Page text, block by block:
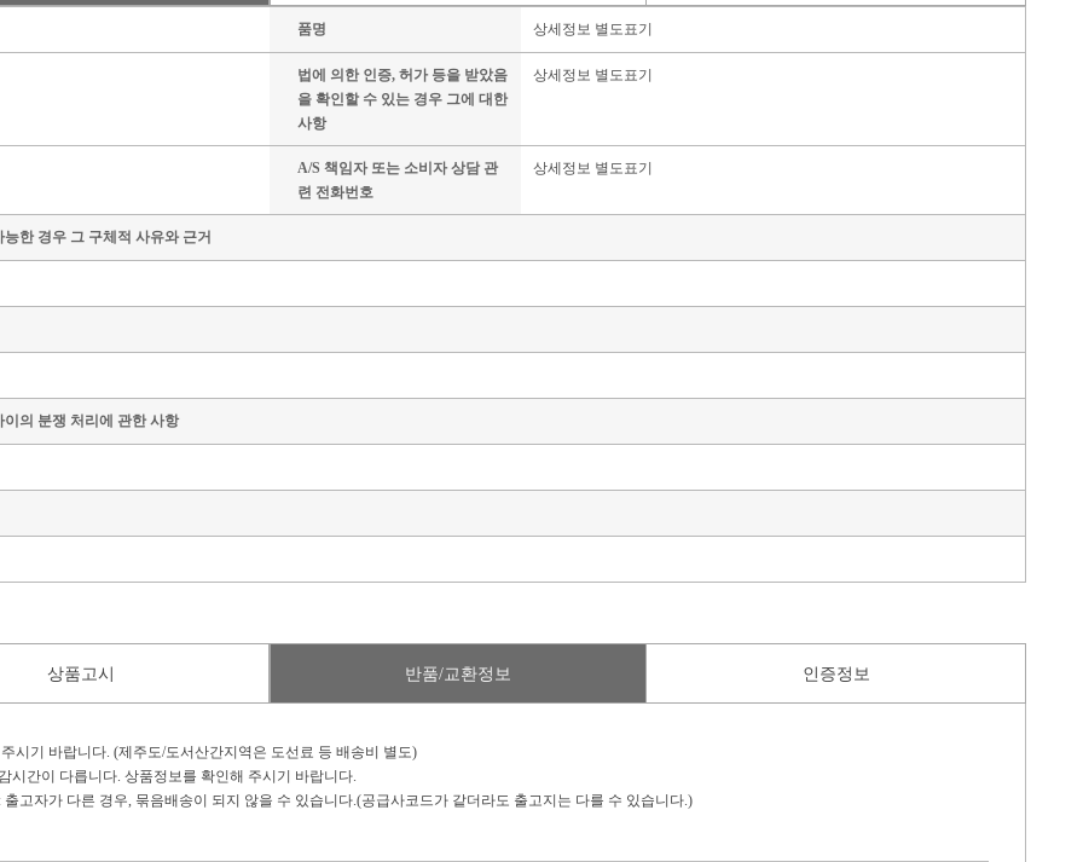
품명 상세정보 별도표기
법에 의한 인증, 허가 등을 받았음
을 확인할 수 있는 경우 그에 대한
사항
상세정보 별도표기
A/S 책임자 또는 소비자 상담 관
련 전화번호
상세정보 별도표기
한 경우 그 구체적 사유와 근거
의 분쟁 처리에 관한 사항
상품고시 반품/교환정보 인증정보
시기 바랍니다. (제주도/도서산간지역은 도선료 등 배송비 별도)
시간이 다릅니다. 상품정보를 확인해 주시기 바랍니다.
출고자가 다른 경우, 묶음배송이 되지 않을 수 있습니다.(공급사코드가 같더라도 출고지는 다를 수 있습니다.)